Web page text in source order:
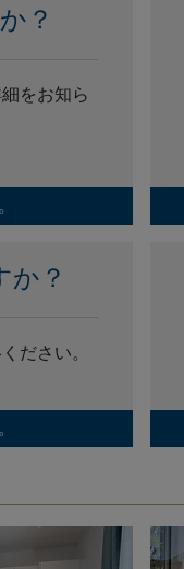
？
をお知ら
か？
ださい。